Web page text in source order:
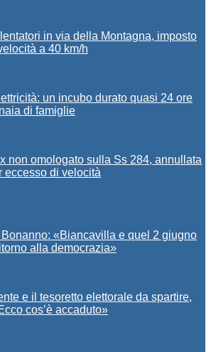
in via della Montagna, imposto
a 40 km/h
un incubo durato quasi 24 ore
di famiglie
non omologato sulla Ss 284, annullata
eccesso di velocità
«Biancavilla e quel 2 giugno
alla democrazia»
e il tesoretto elettorale da spartire,
cos’è accaduto»